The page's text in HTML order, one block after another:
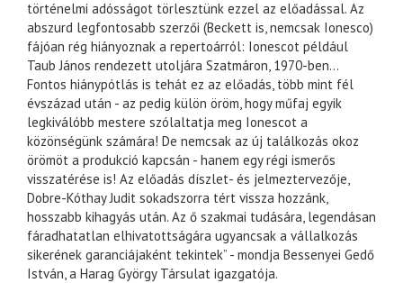
történelmi adósságot törlesztünk ezzel az előadással. Az
abszurd legfontosabb szerzői (Beckett is, nemcsak Ionesco)
fájóan rég hiányoznak a repertoárról: Ionescot például
Taub János rendezett utoljára Szatmáron, 1970-ben…
Fontos hiánypótlás is tehát ez az előadás, több mint fél
évszázad után - az pedig külön öröm, hogy műfaj egyik
legkiválóbb mestere szólaltatja meg Ionescot a
közönségünk számára! De nemcsak az új találkozás okoz
örömöt a produkció kapcsán - hanem egy régi ismerős
visszatérése is! Az előadás díszlet- és jelmeztervezője,
Dobre-Kóthay Judit sokadszorra tért vissza hozzánk,
hosszabb kihagyás után. Az ő szakmai tudására, legendásan
fáradhatatlan elhivatottságára ugyancsak a vállalkozás
sikerének garanciájaként tekintek” - mondja Bessenyei Gedő
István, a Harag György Társulat igazgatója.